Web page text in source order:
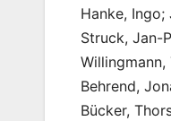
Hanke,
Struck, Jan-
Willingmann,
Behrend,
Bücker,